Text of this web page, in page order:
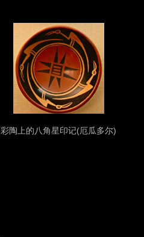
彩陶上的八角星印记(厄瓜多尔)